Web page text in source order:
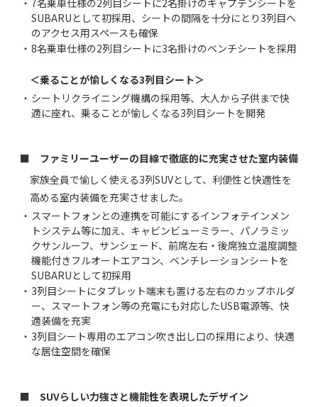
・ 7名乗車仕様の2列目シートに2名掛けのキャプテンシートを
SUBARUとして初採用、シートの間隔を十分にとり3列目へ
のアクセス用スペースも確保
・ 8名乗車仕様の2列目シートに3名掛けのベンチシートを採用
＜乗ることが愉しくなる3列目シート＞
・ シートリクライニング機構の採用等、大人から子供まで快
適に座れ、乗ることが愉しくなる3列目シートを開発
■ ファミリーユーザーの目線で徹底的に充実させた室内装備
家族全員で愉しく使える3列SUVとして、利便性と快適性を
高める室内装備を充実させました。
・ スマートフォンとの連携を可能にするインフォテインメン
トシステム等に加え、キャビンビューミラー、パノラミッ
クサンルーフ、サンシェード、前席左右・後席独立温度調整
機能付きフルオートエアコン、ベンチレーションシートを
SUBARUとして初採用
・ 3列目シートにタブレット端末も置ける左右のカップホルダ
ー、スマートフォン等の充電にも対応したUSB電源等、快
適装備を充実
・ 3列目シート専用のエアコン吹き出し口の採用により、快適
な居住空間を確保
■ SUVらしい力強さと機能性を表現したデザイン